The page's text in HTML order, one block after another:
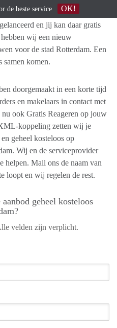
en jij kan daar gratis
wij een nieuw
voor de stad Rotterdam. Een
samen komen.
doorgemaakt in een korte tijd
en makelaars in contact met
ook Gratis Reageren op jouw
koppeling zetten wij je
geheel kosteloos op
Wij en de serviceprovider
helpen. Mail ons de naam van
loopt en wij regelen de rest.
geheel kosteloos
velden zijn verplicht.
de beste service OK!